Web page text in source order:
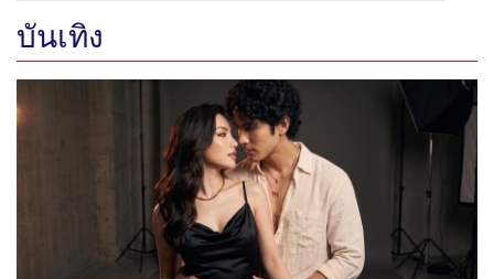
บันเทิง